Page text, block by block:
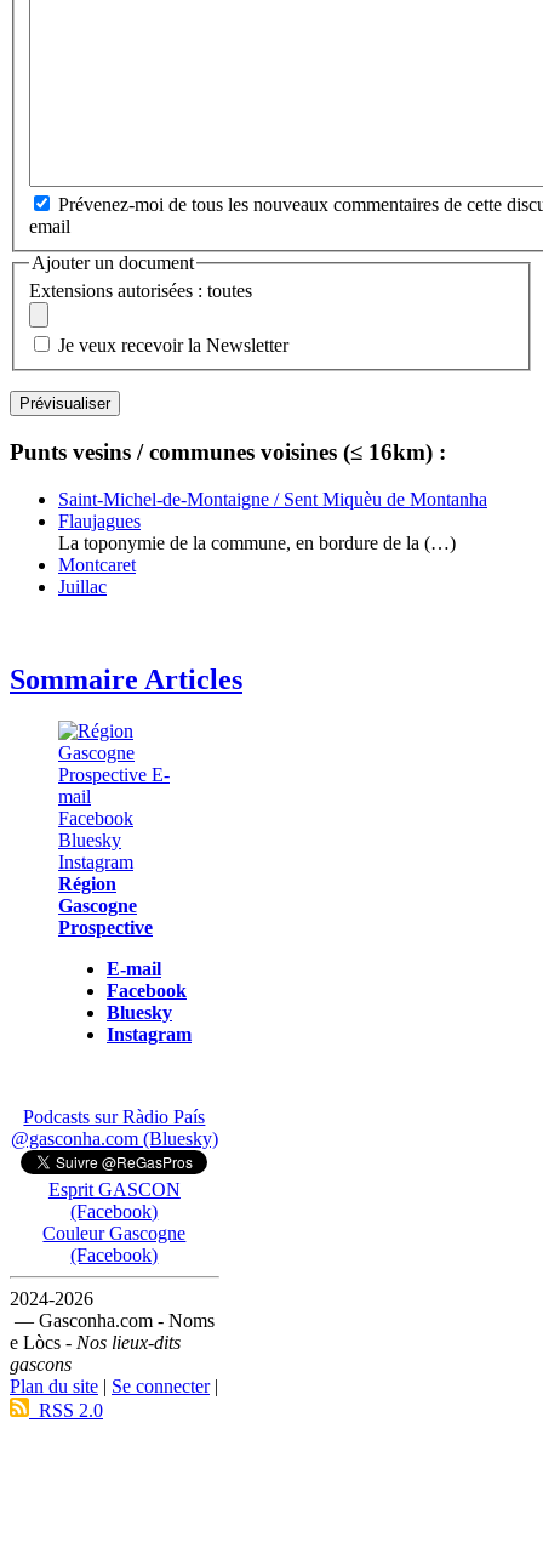
Prévenez-moi de tous les nouveaux commentaires de cette
email
Ajouter un document
Extensions autorisées : toutes
Je veux recevoir la Newsletter
Punts vesins / communes voisines (≤ 16km) :
Saint-Michel-de-Montaigne / Sent Miquèu de Montanha
Flaujagues
La toponymie de la commune, en bordure de la (…)
Montcaret
Juillac
Sommaire Articles
Région
Gascogne
Prospective
E-mail
Facebook
Bluesky
Instagram
Podcasts sur Ràdio País
@gasconha.com (Bluesky)
Esprit GASCON
(Facebook)
Couleur Gascogne
(Facebook)
2024-2026
— Gasconha.com - Noms
e Lòcs - Nos lieux-dits
gascons
Plan du site | Se connecter|
RSS 2.0